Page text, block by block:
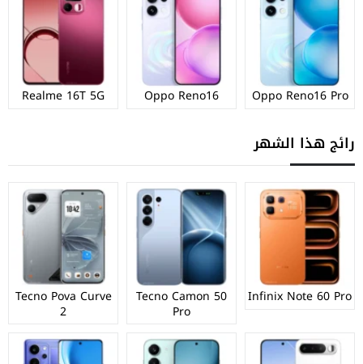
Oppo Reno16 Pro
Oppo Reno16
Realme 16T 5G
رائج هذا الشهر
Infinix Note 60 Pro
Tecno Camon 50
Pro
Tecno Pova Curve
2